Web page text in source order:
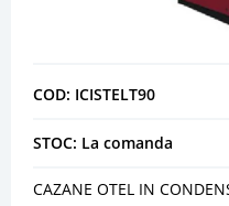
COD: ICISTELT90
STOC: La comanda
CAZANE OTEL IN